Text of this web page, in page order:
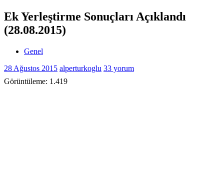
Ek Yerleştirme Sonuçları Açıklandı
(28.08.2015)
Genel
28 Ağustos 2015 alperturkoglu 33 yorum
Görüntüleme: 1.419